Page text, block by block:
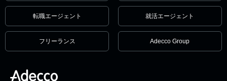
転職エージェント 就活エージェント
フリーランス Adecco Group